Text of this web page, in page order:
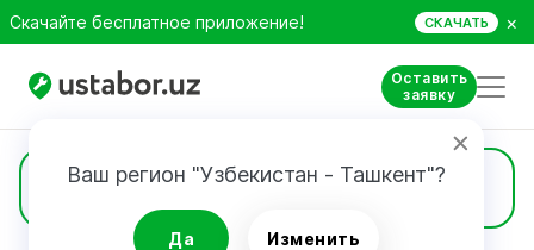
Скачайте бесплатное приложение! СКАЧАТЬ ×
Оставить
заявку
Ваш регион "Узбекистан - Ташкент"?
Да Изменить
Цены